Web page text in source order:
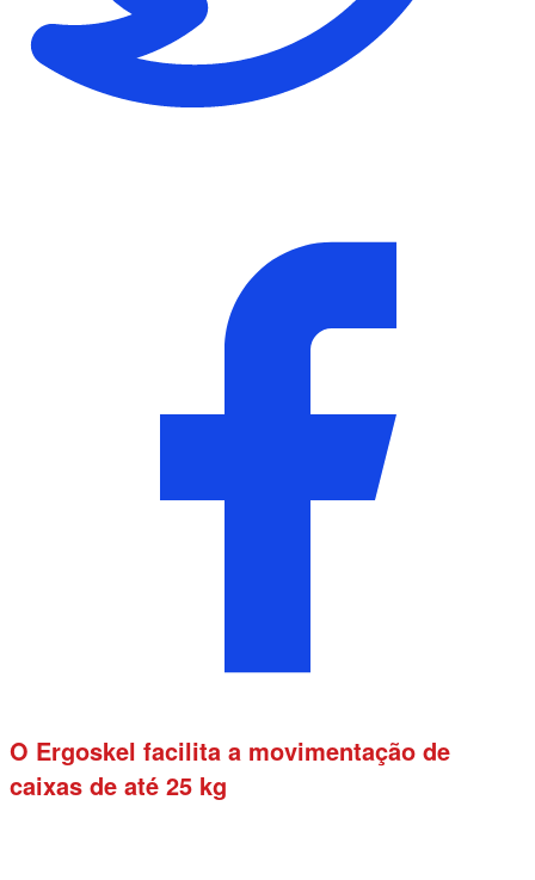
O Ergoskel facilita a movimentação de
caixas de até 25 kg